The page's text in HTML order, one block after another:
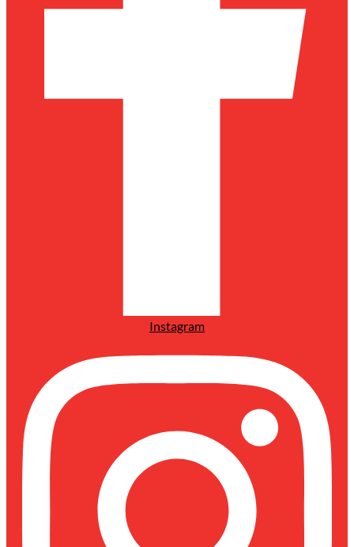
Instagram